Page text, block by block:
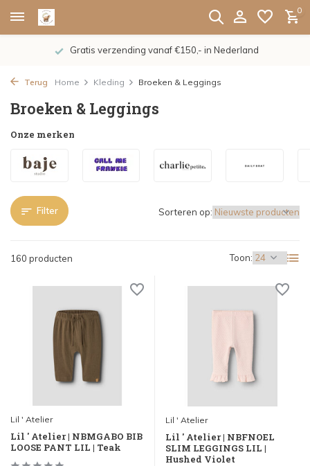
0
De nieuwe collecties zijn binnen, shoppen maar!
Terug Home Kleding Broeken & Leggings
Broeken & Leggings
Onze merken
Filter
160 producten Toon:
Sorteren op:
Lil ' Atelier
Lil ' Atelier | NBMGABO BIB
LOOSE PANT LIL | Teak
Lil ' Atelier
Lil ' Atelier | NBFNOEL
SLIM LEGGINGS LIL |
Hushed Violet